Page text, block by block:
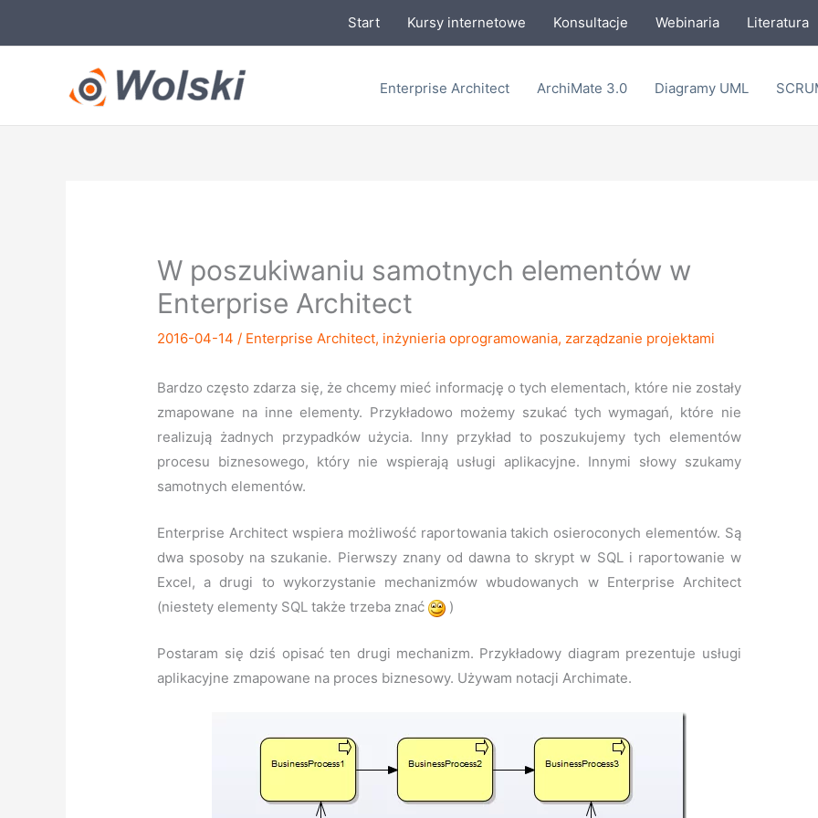
Start Kursy internetowe Konsultacje Webinaria Literatura
Enterprise Architect ArchiMate 3.0 Diagramy UML
W poszukiwaniu samotnych elementów w
Enterprise Architect
2016-04-14/ Enterprise Architect, inżynieria oprogramowania, zarządzanie projektami
Bardzo często zdarza się, że chcemy mieć informację o tych elementach, które nie zostały
zmapowane na inne elementy. Przykładowo możemy szukać tych wymagań, które nie
realizują żadnych przypadków użycia. Inny przykład to poszukujemy tych elementów
procesu biznesowego, który nie wspierają usługi aplikacyjne. Innymi słowy szukamy
samotnych elementów.
Enterprise Architect wspiera możliwość raportowania takich osieroconych elementów. Są
dwa sposoby na szukanie. Pierwszy znany od dawna to skrypt w SQL i raportowanie w
Excel, a drugi to wykorzystanie mechanizmów wbudowanych w Enterprise Architect
(niestety elementy SQL także trzeba znać
)
Postaram się dziś opisać ten drugi mechanizm. Przykładowy diagram prezentuje usługi
aplikacyjne zmapowane na proces biznesowy. Używam notacji Archimate.